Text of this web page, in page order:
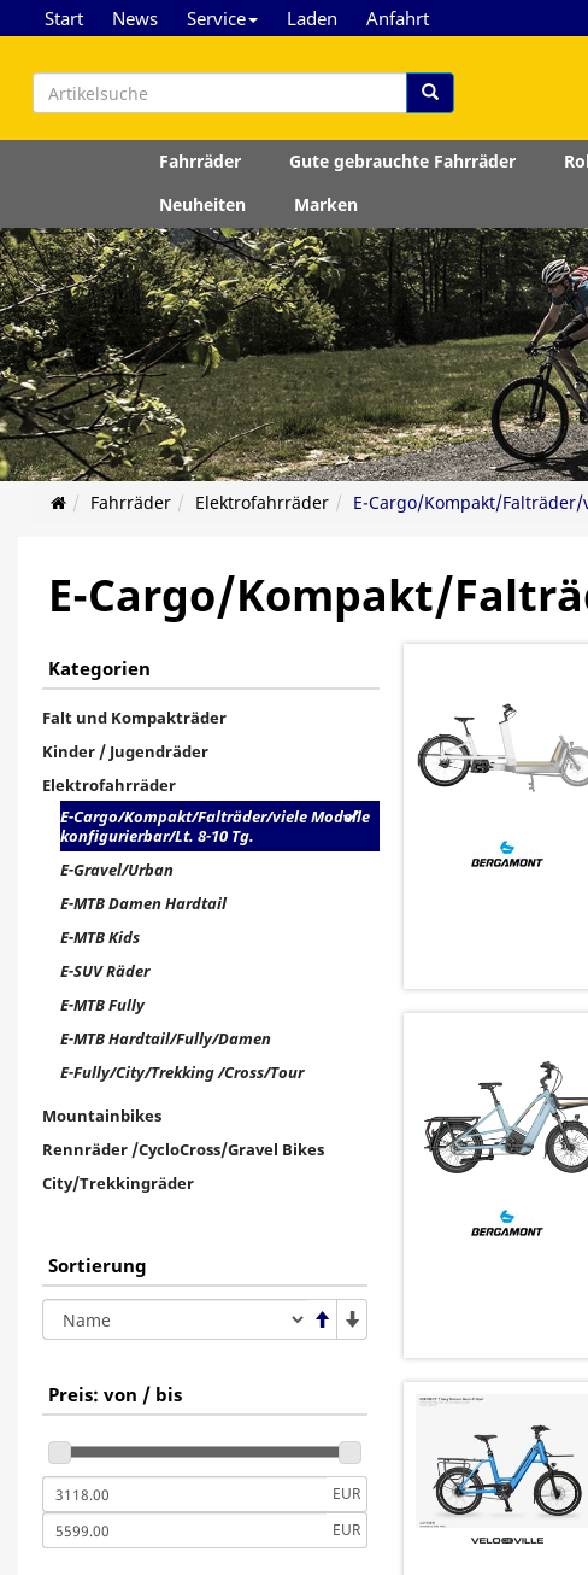
Start News Service Laden Anfahrt
Fahrräder Gute gebrauchte Fahrräder
Neuheiten
Marken
Fahrräder Elektrofahrräder E-Cargo/Kompakt/
E-Cargo/Kompakt/
Kategorien
Falt und Kompakträder
Kinder / Jugendräder
Elektrofahrräder
E-Cargo/Kompakt/Falträder/viele Modelle
konfigurierbar/Lt. 8-10 Tg.
E-Gravel/Urban
E-MTB Damen Hardtail
E-MTB Kids
E-SUV Räder
E-MTB Fully
E-MTB Hardtail/Fully/Damen
E-Fully/City/Trekking /Cross/Tour
Mountainbikes
Rennräder /CycloCross/Gravel Bikes
City/Trekkingräder
Sortierung
Preis: von / bis
EUR
EUR